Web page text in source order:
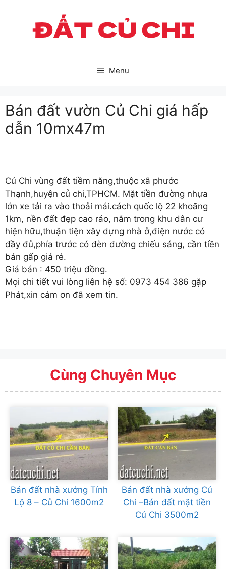
Menu
Bán đất vườn Củ Chi giá hấp
dẫn 10mx47m
Củ Chi vùng đất tiềm năng,thuộc xã phước
Thạnh,huyện củ chi,TPHCM. Mặt tiền đường nhựa
lớn xe tải ra vào thoải mái.cách quốc lộ 22 khoãng
1km, nền đất đẹp cao ráo, nằm trong khu dân cư
hiện hữu,thuận tiện xây dựng nhà ở,điện nước có
đầy đủ,phía trước có đèn đường chiếu sáng, cần tiền
bán gấp giá rẻ.
Giá bán : 450 triệu đồng.
Mọi chi tiết vui lòng liên hệ số: 0973 454 386 gặp
Phát,xin cảm ơn đã xem tin.
Cùng Chuyên Mục
Bán đất nhà xưởng Tỉnh
Lộ 8 – Củ Chi 1600m2
Bán đất nhà xưởng Củ
Chi –Bán đất mặt tiền
Củ Chi 3500m2